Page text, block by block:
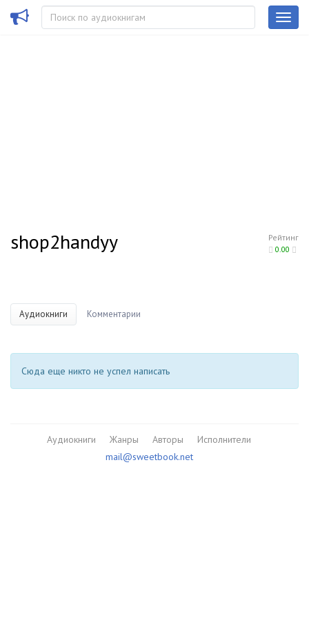
Рейтинг
0.00
shop2handyy
Аудиокниги Комментарии
Сюда еще никто не успел написать
Аудиокниги Жанры Авторы
Исполнители
mail@sweetbook.net